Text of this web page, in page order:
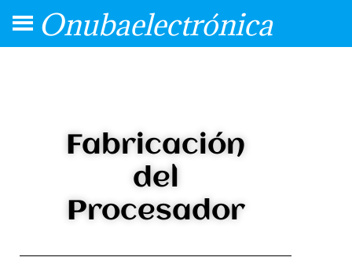
Onubaelectrónica
Fabricación
del
Procesador